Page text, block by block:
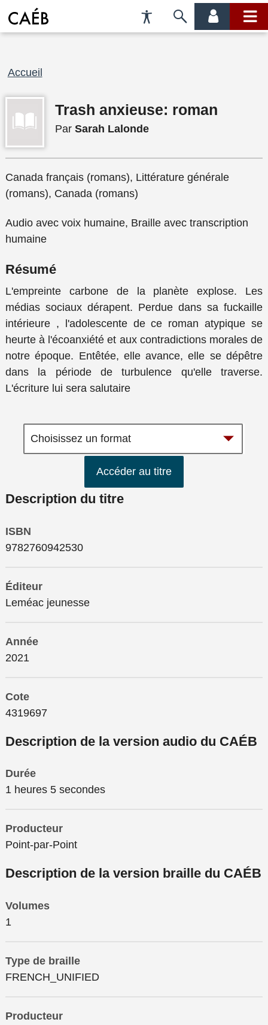
Préférences
d'accessibilité
Passer
menu
menu
Fil
Accueil
Trash anxieuse: roman
Par Sarah Lalonde
Canada français (romans), Littérature générale
(romans), Canada (romans)
Audio avec voix humaine, Braille avec transcription
humaine
Résumé
L'empreinte carbone de la planète explose. Les
médias sociaux dérapent. Perdue dans sa fuckaille
intérieure , l'adolescente de ce roman atypique se
heurte à l'écoanxiété et aux contradictions morales de
notre époque. Entêtée, elle avance, elle se dépêtre
dans la période de turbulence qu'elle traverse.
L'écriture lui sera salutaire
Accéder au titre
Description du titre
ISBN
9782760942530
Éditeur
Leméac jeunesse
Année
2021
Cote
4319697
Description de la version audio du CAÉB
Durée
1 heures 5 secondes
Producteur
Point-par-Point
Description de la version braille du CAÉB
Volumes
1
Type de braille
FRENCH_UNIFIED
Producteur